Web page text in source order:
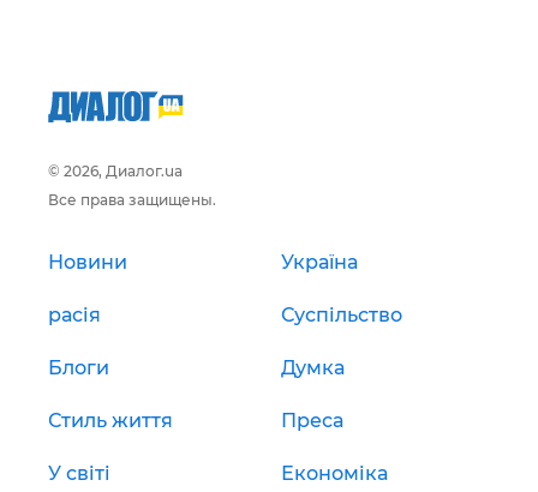
© 2026, Диалог.ua
Все права защищены.
Новини Україна
расія Суспільство
Блоги Думка
Стиль життя Преса
У світі Економіка